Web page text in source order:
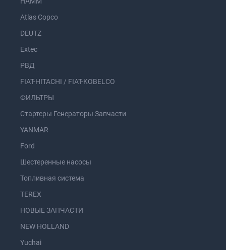
Atlas Copco
DEUTZ
Extec
РВД
FIAT-HITACHI / FIAT-KOBELCO
ФИЛЬТРЫ
Стартеры Генераторы Запчасти
YANMAR
Ford
Шестеренные насосы
Топливная система
TEREX
НОВЫЕ ЗАПЧАСТИ
NEW HOLLAND
Yuchai